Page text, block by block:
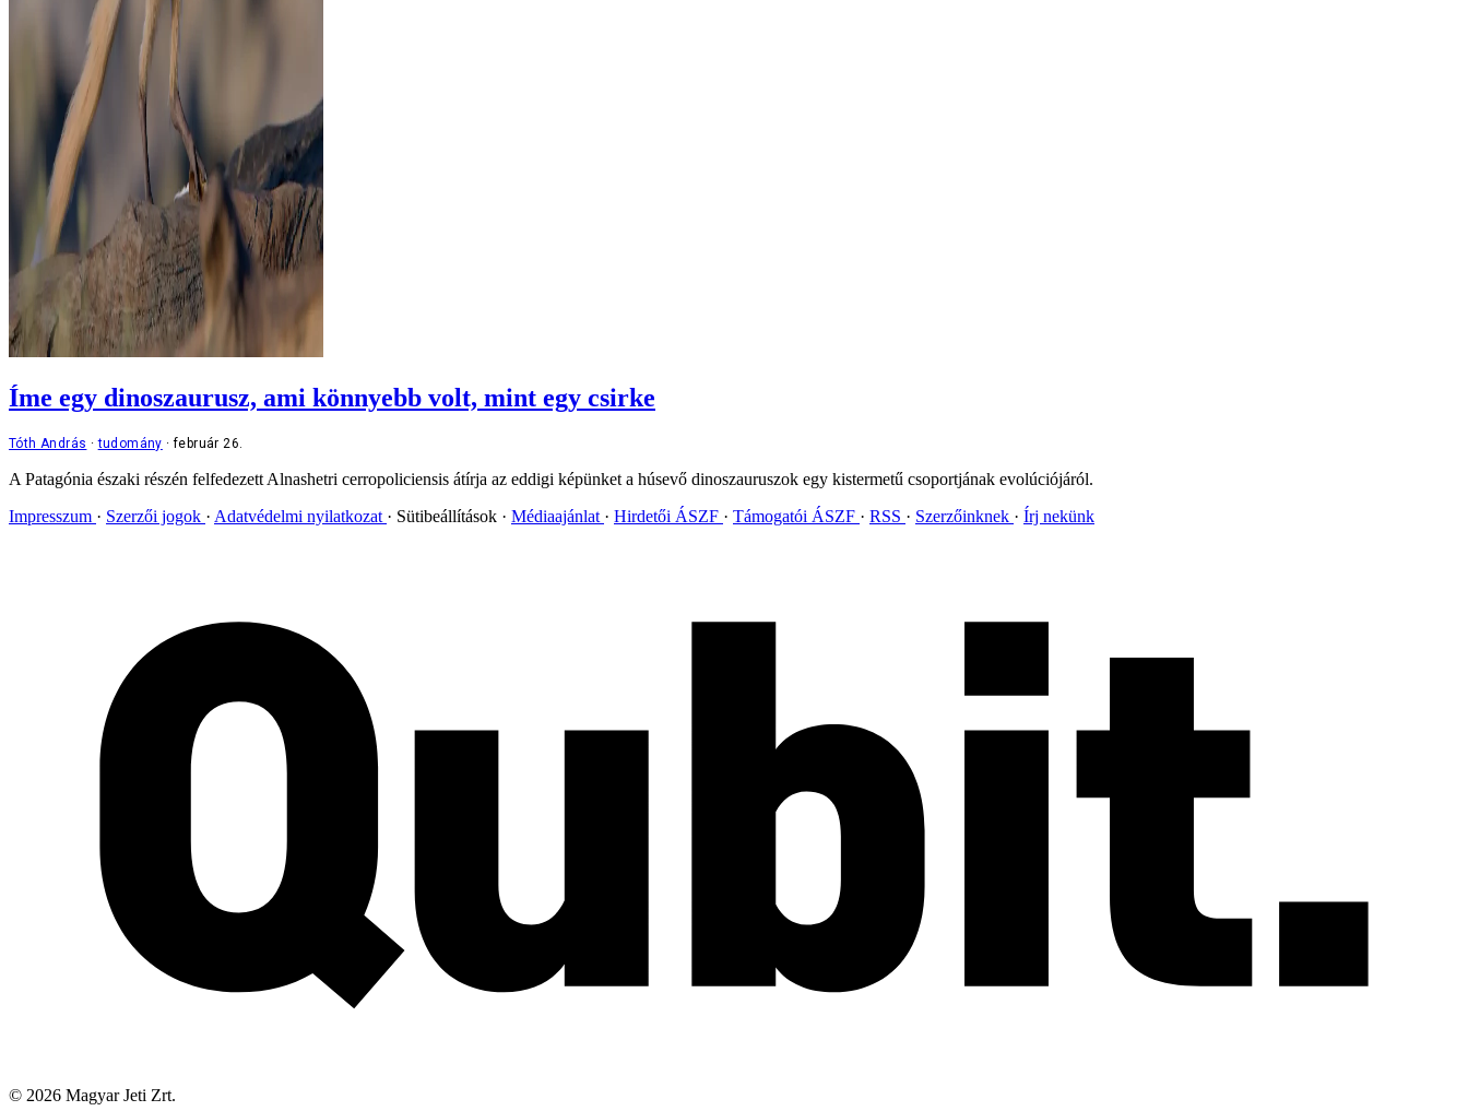
Íme egy dinoszaurusz, ami könnyebb volt, mint egy csirke
Tóth András tudomány február 26.
A Patagónia északi részén felfedezett Alnashetri cerropoliciensis átírja az eddigi képünket a húsevő dinoszauruszok egy kistermetű csoportjának evolúciójáról.
Impresszum
Szerzői jogok Adatvédelmi nyilatkozat Sütibeállítások Médiaajánlat Hirdetői ÁSZF Támogatói ÁSZF RSS Szerzőinknek Írj nekünk
© 2026 Magyar Jeti Zrt.